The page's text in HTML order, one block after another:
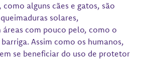
como alguns cães e gatos, são
solares,
áreas com pouco pelo, como o
Assim como os humanos,
se beneficiar do uso de protetor